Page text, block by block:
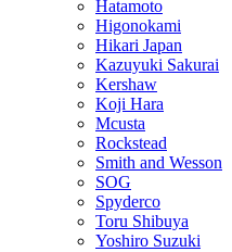
Hatamoto
Higonokami
Hikari Japan
Kazuyuki Sakurai
Kershaw
Koji Hara
Mcusta
Rockstead
Smith and Wesson
SOG
Spyderco
Toru Shibuya
Yoshiro Suzuki